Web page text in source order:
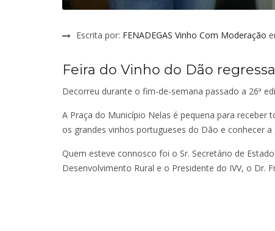
Escrita por: FENADEGAS Vinho Com Moderação
Feira do Vinho do Dão
Decorreu durante o fim-de-semana passado a 26ª
A Praça do Município Nelas é pequena para receber
os grandes vinhos portugueses do Dão e conhecer
Quem esteve connosco foi o Sr. Secretário de
Desenvolvimento Rural e o Presidente do IVV, o Dr.